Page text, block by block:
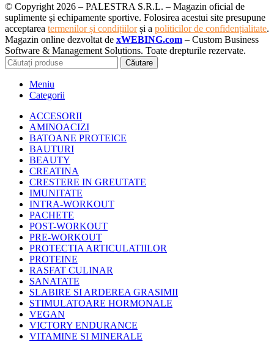
© Copyright 2026 – PALESTRA S.R.L. – Magazin oficial de
suplimente și echipamente sportive. Folosirea acestui site presupune
acceptarea termenilor și condițiilorși a politicilor de confidențialitate.
Magazin online dezvoltat de xWEBING.com – Custom Business
Software & Management Solutions. Toate drepturile rezervate.
Căutare
Meniu
Categorii
ACCESORII
AMINOACIZI
BATOANE PROTEICE
BAUTURI
BEAUTY
CREATINA
CRESTERE IN GREUTATE
IMUNITATE
INTRA-WORKOUT
PACHETE
POST-WORKOUT
PRE-WORKOUT
PROTECTIA ARTICULATIILOR
PROTEINE
RASFAT CULINAR
SANATATE
SLABIRE SI ARDEREA GRASIMII
STIMULATOARE HORMONALE
VEGAN
VICTORY ENDURANCE
VITAMINE SI MINERALE